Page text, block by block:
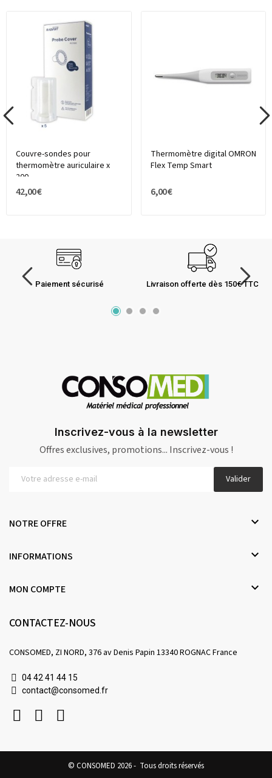
Couvre-sondes pour
thermomètre auriculaire x
200
42,00 €
Thermomètre digital OMRON
Flex Temp Smart
6,00 €
Paiement sécurisé Livraison offerte dès 150€ TTC
Inscrivez-vous à la newsletter
Offres exclusives, promotions... Inscrivez-vous !
Valider
NOTRE OFFRE 
INFORMATIONS 
MON COMPTE 
CONTACTEZ-NOUS
CONSOMED, ZI NORD, 376 av Denis Papin 13340 ROGNAC France
04 42 41 44 15
contact@consomed.fr
© CONSOMED 2026 - Tous droits réservés